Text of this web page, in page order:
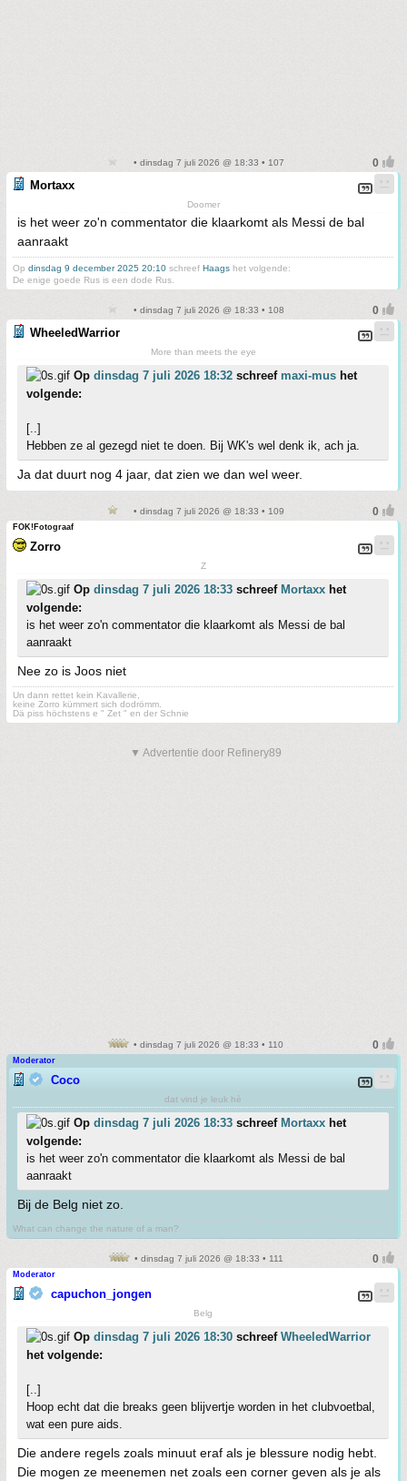
• dinsdag 7 juli 2026 @ 18:33 • 107
Mortaxx
Doomer
is het weer zo'n commentator die klaarkomt als Messi de bal
aanraakt
Op dinsdag 9 december 2025 20:10 schreef Haags het volgende:
De enige goede Rus is een dode Rus.
• dinsdag 7 juli 2026 @ 18:33 • 108
WheeledWarrior
More than meets the eye
Op dinsdag 7 juli 2026 18:32 schreef maxi-mus het
volgende:
[..]
Hebben ze al gezegd niet te doen. Bij WK's wel denk ik, ach ja.
Ja dat duurt nog 4 jaar, dat zien we dan wel weer.
• dinsdag 7 juli 2026 @ 18:33 • 109
FOK!Fotograaf
Zorro
Z
Op dinsdag 7 juli 2026 18:33 schreef Mortaxx het
volgende:
is het weer zo'n commentator die klaarkomt als Messi de bal
aanraakt
Nee zo is Joos niet
Un dann rettet kein Kavallerie,
keine Zorro kümmert sich dodrömm.
Dä piss höchstens e " Zet " en der Schnie
▼ Advertentie door Refinery89
• dinsdag 7 juli 2026 @ 18:33 • 110
Moderator
Coco
dat vind je leuk hè
Op dinsdag 7 juli 2026 18:33 schreef Mortaxx het
volgende:
is het weer zo'n commentator die klaarkomt als Messi de bal
aanraakt
Bij de Belg niet zo.
What can change the nature of a man?
• dinsdag 7 juli 2026 @ 18:33 • 111
Moderator
capuchon_jongen
Belg
Op dinsdag 7 juli 2026 18:30 schreef WheeledWarrior
het volgende:
[..]
Hoop echt dat die breaks geen blijvertje worden in het clubvoetbal,
wat een pure aids.
Die andere regels zoals minuut eraf als je blessure nodig hebt.
Die mogen ze meenemen net zoals een corner geven als je als